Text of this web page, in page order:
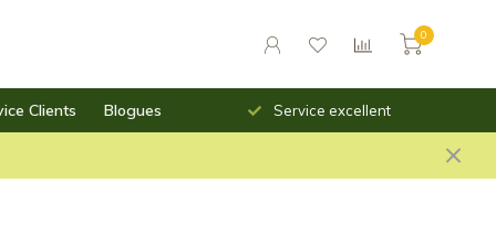
0
Clients Blogues
rapide Service excellent